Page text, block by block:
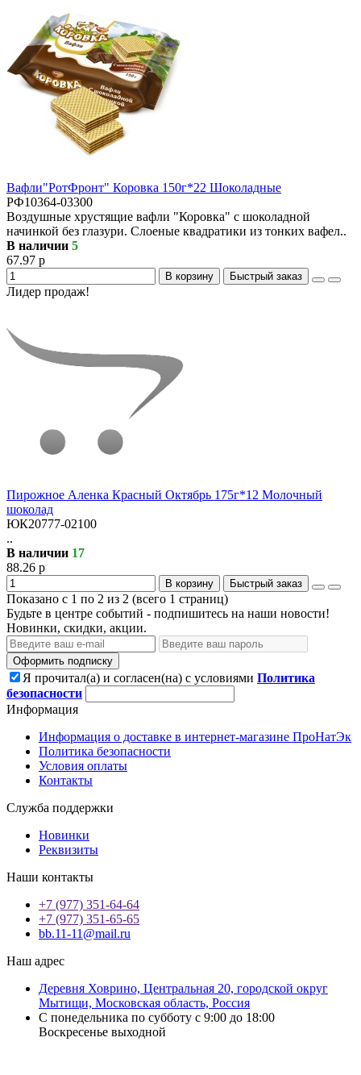
Вафли"РотФронт" Коровка 150г*22 Шоколадные
РФ10364-03300
Воздушные хрустящие вафли "Коровка" с шоколадной
начинкой без глазури. Слоеные квадратики из тонких вафел..
В наличии 5
67.97 р
В корзину Быстрый заказ
Лидер продаж!
Пирожное Аленка Красный Октябрь 175г*12 Молочный
шоколад
ЮК20777-02100
..
В наличии 17
88.26 р
В корзину Быстрый заказ
Показано с 1 по 2 из 2 (всего 1 страниц)
Будьте в центре событий - подпишитесь на наши новости!
Новинки, скидки, акции.
Оформить подписку
Я прочитал(а) и согласен(на) с условиями Политика
безопасности
Информация
Информация о доставке в интернет-магазине ПроНатЭк
Политика безопасности
Условия оплаты
Контакты
Служба поддержки
Новинки
Реквизиты
Наши контакты
+7 (977) 351-64-64
+7 (977) 351-65-65
bb.11-11@mail.ru
Наш адрес
Деревня Ховрино, Центральная 20, городской округ
Мытищи, Московская область, Россия
С понедельника по субботу с 9:00 до 18:00
Воскресенье выходной